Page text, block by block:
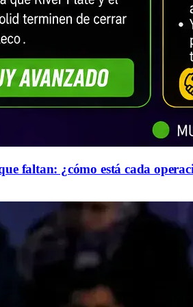
faltan: ¿cómo está cada